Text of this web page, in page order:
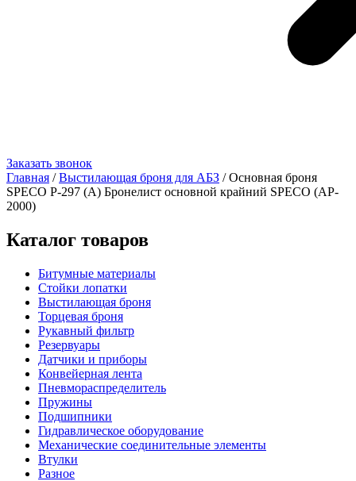
Заказать звонок
Главная /Выстилающая броня для АБЗ / Основная броня
SPECO Р-297 (A) Бронелист основной крайний SPECO (AP-
2000)
Каталог товаров
Битумные материалы
Стойки лопатки
Выстилающая броня
Торцевая броня
Рукавный фильтр
Резервуары
Датчики и приборы
Конвейерная лента
Пневмораспределитель
Пружины
Подшипники
Гидравлическое оборудование
Механические соединительные элементы
Втулки
Разное